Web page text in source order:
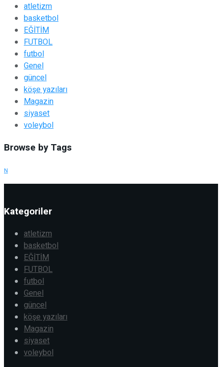
atletizm
basketbol
EĞİTİM
FUTBOL
futbol
Genel
güncel
köşe yazıları
Magazin
siyaset
voleybol
Browse by Tags
N
Kategoriler
atletizm
basketbol
EĞİTİM
FUTBOL
futbol
Genel
güncel
köşe yazıları
Magazin
siyaset
voleybol